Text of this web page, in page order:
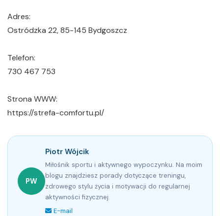
Adres:
Ostródzka 22, 85-145 Bydgoszcz
Telefon:
730 467 753
Strona WWW:
https://strefa-comfortu.pl/
PW
Piotr Wójcik
Miłośnik sportu i aktywnego wypoczynku. Na moim
blogu znajdziesz porady dotyczące treningu,
zdrowego stylu życia i motywacji do regularnej
aktywności fizycznej.
E-mail